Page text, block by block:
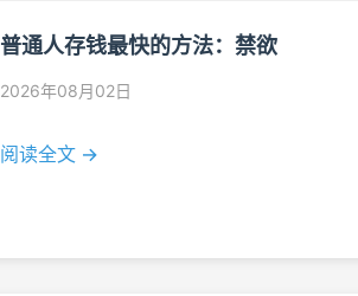
普通人存钱最快的方法：禁欲
2026年08月02日
阅读全文 →